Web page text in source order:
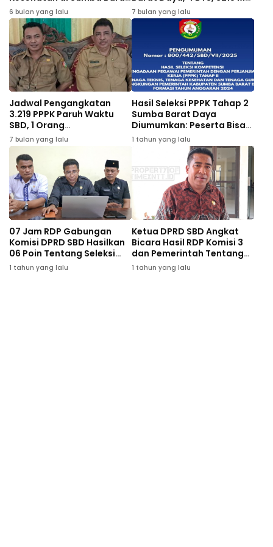
Daya Akan Dilantik,
Tenaga Guru Mohon
Bersabar
6 bulan yang lalu
Kapan Pengangkatan?
7 bulan yang lalu
Jadwal Pengangkatan
3.219 PPPK Paruh Waktu
SBD, 1 Orang
Mengundurkan Diri
7 bulan yang lalu
Hasil Seleksi PPPK Tahap 2
Sumba Barat Daya
Diumumkan: Peserta Bisa
Lakukan Sanggah
1 tahun yang lalu
07 Jam RDP Gabungan
Komisi DPRD SBD Hasilkan
06 Poin Tentang Seleksi
PPPK Tahap 2
1 tahun yang lalu
Ketua DPRD SBD Angkat
Bicara Hasil RDP Komisi 3
dan Pemerintah Tentang
PPPK Tahap 2: Bila Perlu
Bentuk Pansus
1 tahun yang lalu